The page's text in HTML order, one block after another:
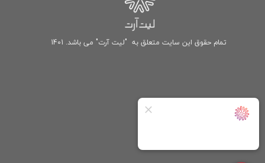
تمام حقوق این سایت متعلق به "لیت آرت" می باشد. 1401